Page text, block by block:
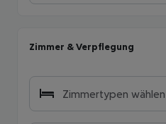
Zimmer & Verpflegung
Zimmertypen wählen